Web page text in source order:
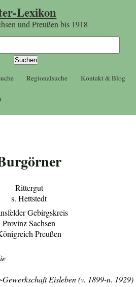
Lexikon
und Preußen bis 1918
Regionalsuche Kontakt & Blog
Rittergut
s. Hettstedt
Gebirgskreis
Provinz Sachsen
Preußen
Eisleben (v. 1899-n. 1929)